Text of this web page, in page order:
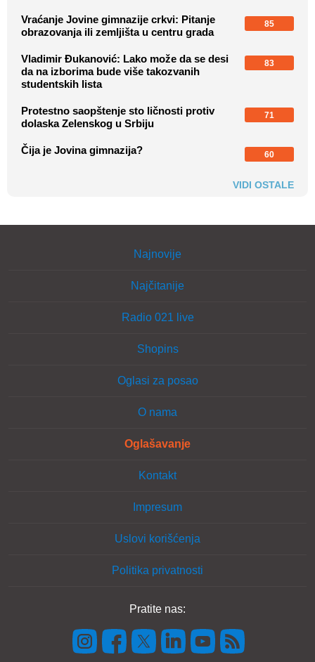
Vraćanje Jovine gimnazije crkvi: Pitanje
obrazovanja ili zemljišta u centru grada
85
Vladimir Đukanović: Lako može da se desi
da na izborima bude više takozvanih
studentskih lista
83
Protestno saopštenje sto ličnosti protiv
dolaska Zelenskog u Srbiju
71
Čija je Jovina gimnazija? 60
VIDI OSTALE
Najnovije
Najčitanije
Radio 021 live
Shopins
Oglasi za posao
O nama
Oglašavanje
Kontakt
Impresum
Uslovi korišćenja
Politika privatnosti
Pratite nas: